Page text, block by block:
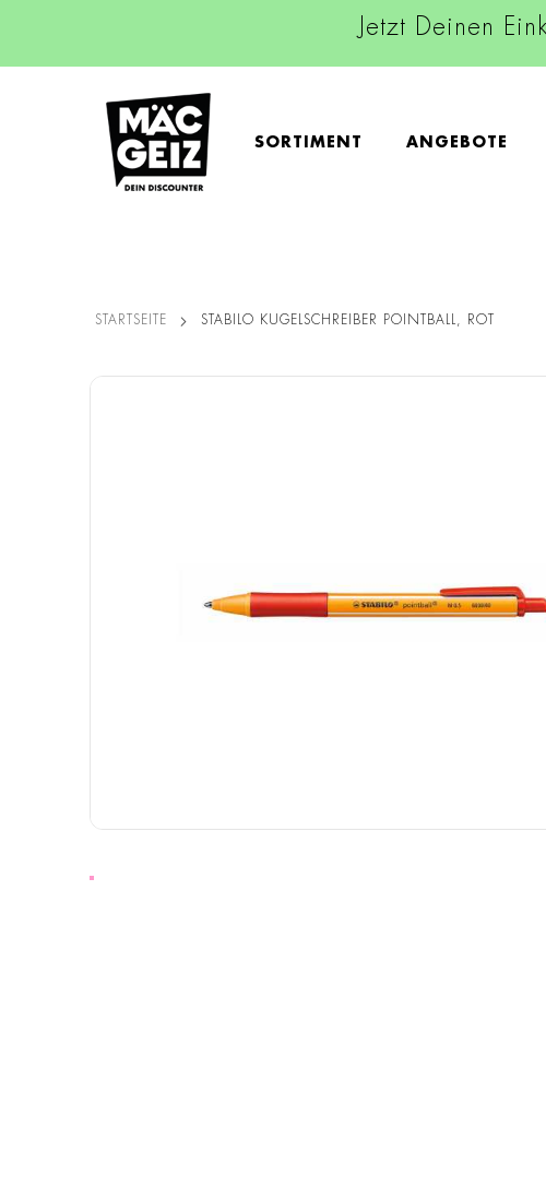
Jetzt Deinen
SORTIMENT ANGEBOTE
STARTSEITE STABILO KUGELSCHREIBER POINTBALL, ROT
Zum